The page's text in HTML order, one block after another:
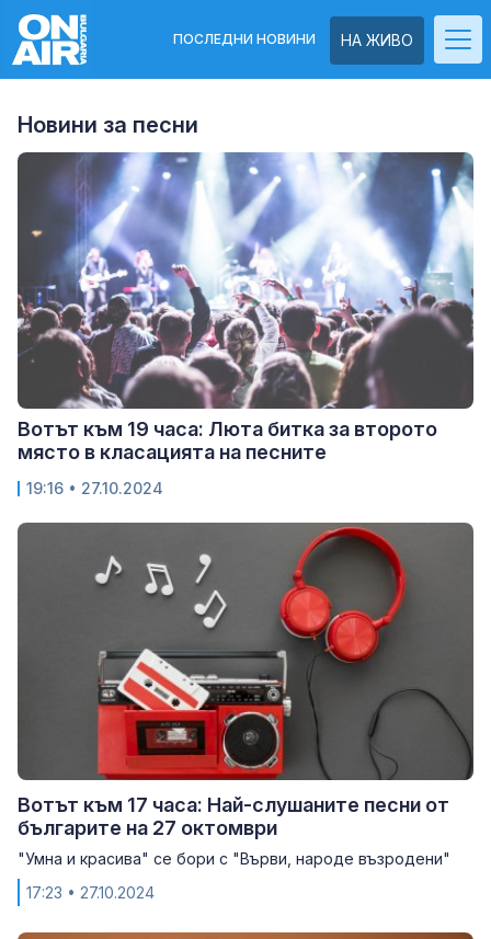
НА ЖИВО
ПОСЛЕДНИ НОВИНИ
Новини за песни
Вотът към 19 часа: Люта битка за второто
място в класацията на песните
19:16 • 27.10.2024
Вотът към 17 часа: Най-слушаните песни от
българите на 27 октомври
"Умна и красива" се бори с "Върви, народе възродени"
17:23 • 27.10.2024